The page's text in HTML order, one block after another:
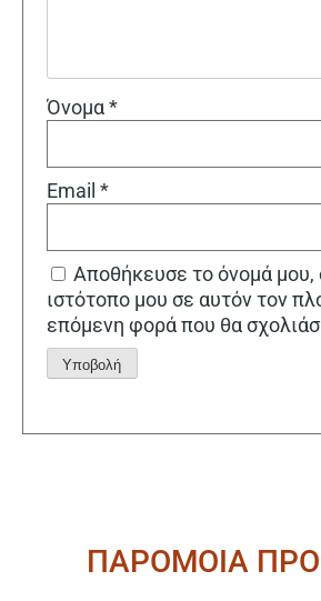
Όνομα*
Email *
Αποθήκευσε το όνομά μου,
ιστότοπο μου σε αυτόν τον
επόμενη φορά που θα
ΠΑΡΟΜΟΙΑ